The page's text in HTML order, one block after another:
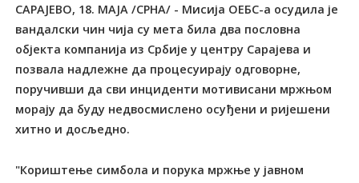
САРАЈЕВО, 18. МАЈА /СРНА/ - Мисија ОЕБС-а осудила је
вандалски чин чија су мета била два пословна
објекта компанија из Србије у центру Сарајева и
позвала надлежне да процесуирају одговорне,
поручивши да сви инциденти мотивисани мржњом
морају да буду недвосмислено осуђени и ријешени
хитно и досљедно.
"Кориштење симбола и порука мржње у јавном